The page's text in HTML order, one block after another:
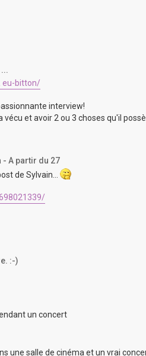
eu-bitton/
interview!
et avoir 2 ou 3 choses qu'il
- A partir du 27
de Sylvain...
:-)
un concert
une salle de cinéma et un vrai